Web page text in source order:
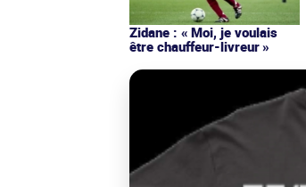
Zidane : « Moi, je voulais
être chauffeur-livreur »